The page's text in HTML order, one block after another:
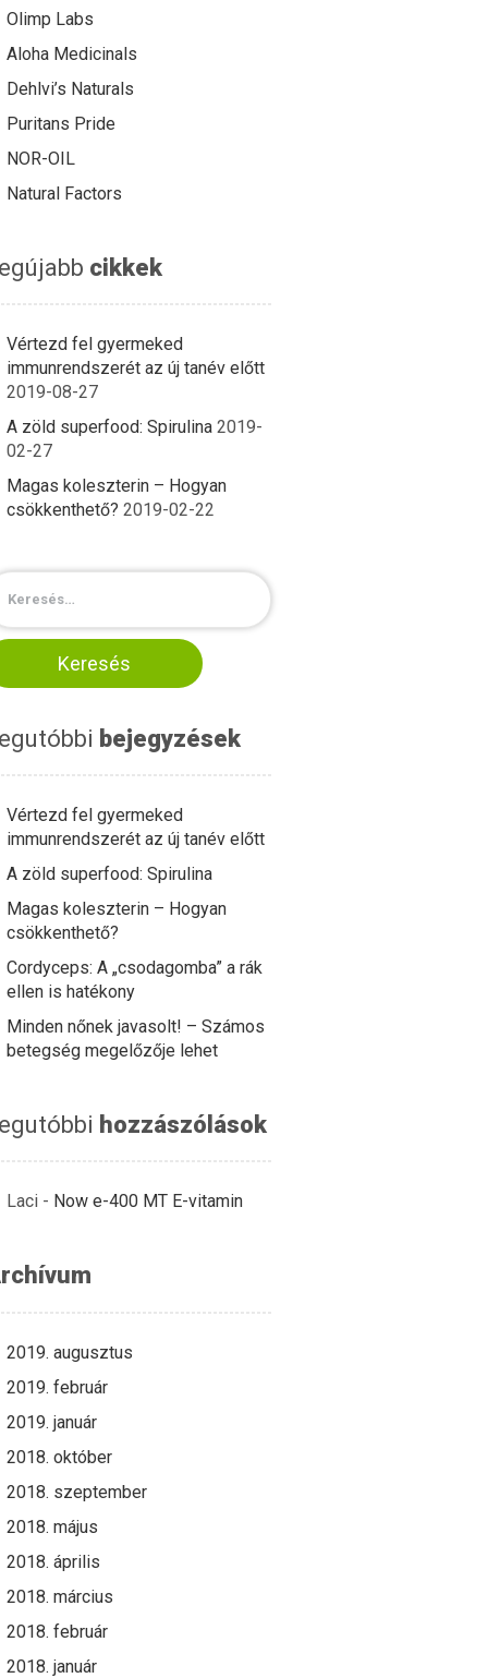
Olimp Labs
Aloha Medicinals
Dehlvi’s Naturals
Puritans Pride
NOR-OIL
Natural Factors
cikkek
Vértezd fel gyermeked
immunrendszerét az új tanév előtt
2019-08-27
A zöld superfood: Spirulina 2019-
02-27
Magas koleszterin – Hogyan
csökkenthető? 2019-02-22
bejegyzések
Vértezd fel gyermeked
immunrendszerét az új tanév előtt
A zöld superfood: Spirulina
Magas koleszterin – Hogyan
csökkenthető?
Cordyceps: A „csodagomba” a rák
ellen is hatékony
Minden nőnek javasolt! – Számos
betegség megelőzője lehet
hozzászólások
Laci - Now e-400 MT E-vitamin
2019. augusztus
2019. február
2019. január
2018. október
2018. szeptember
2018. május
2018. április
2018. március
2018. február
2018. január